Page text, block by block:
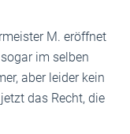
M. eröffnet
im selben
aber leider kein
das Recht, die